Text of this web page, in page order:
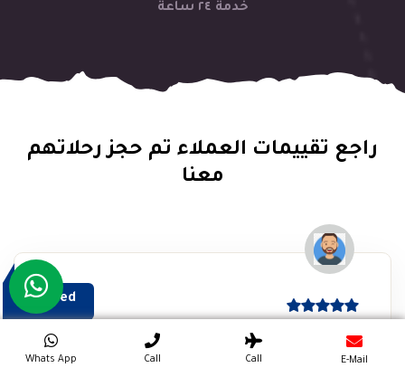
خدمة ٢٤ ساعة
راجع تقييمات العملاء تم حجز رحلاتهم
معنا
Ahmed
رحله الاقصر واسوان جميله جدا من اجمل الرحلات اللي قمنا بيها
Whats App Call Call E-Mail